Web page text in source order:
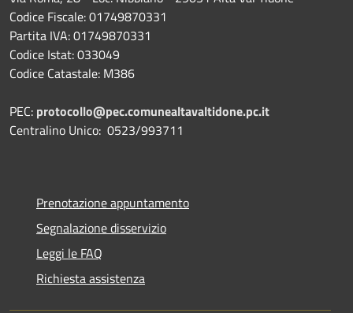
Codice Fiscale: 01749870331
Partita IVA: 01749870331
Codice Istat: 033049
Codice Catastale: M386
PEC: protocollo@pec.comunealtavaltidone.pc.it
Centralino Unico: 0523/993711
Prenotazione appuntamento
Segnalazione disservizio
Leggi le FAQ
Richiesta assistenza